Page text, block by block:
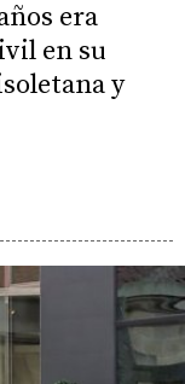
era
en su
y